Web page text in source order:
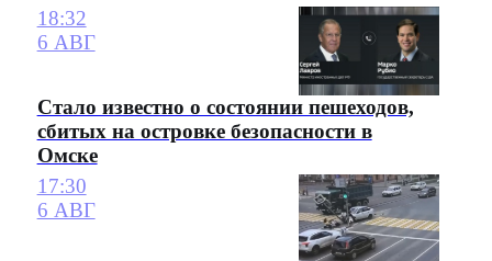
18:32
6 АВГ
Стало известно о состоянии пешеходов,
сбитых на островке безопасности в
Омске
17:30
6 АВГ